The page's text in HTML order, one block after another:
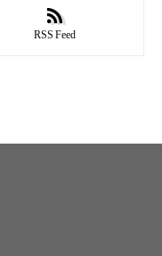
RSS Feed